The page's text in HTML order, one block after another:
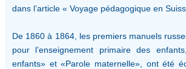
dans l’article « Voyage pédagogique en
De 1860 à 1864, les premiers manuels
pour l’enseignement primaire des
enfants» et «Parole maternelle», ont été